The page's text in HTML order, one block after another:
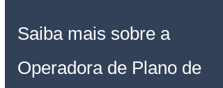
Saiba mais sobre a
Operadora de Plano de